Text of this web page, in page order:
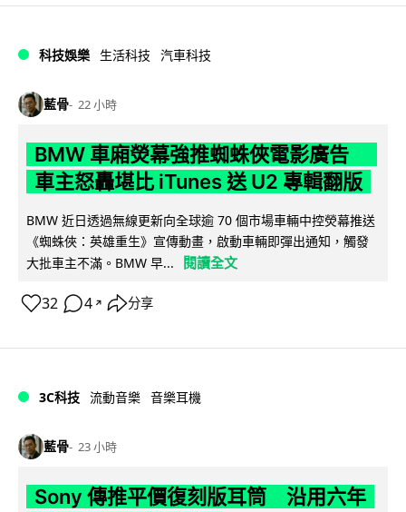
科技娛樂 生活科技 汽車科技
藍骨 22 小時
BMW 車廂熒幕強推蜘蛛俠電影廣告
車主怒轟堪比 iTunes 送 U2 專輯翻版
BMW 近日透過無線更新向全球逾 70 個市場車輛中控熒幕推送
《蜘蛛俠：英雄重生》宣傳動畫，啟動車輛即彈出通知，觸發
大批車主不滿。BMW 早...
閱讀全文
32 4 ↗ 分享
3C科技 流動音樂 音樂耳機
藍骨 23 小時
Sony 傳推平價復刻版耳筒 沿用六年